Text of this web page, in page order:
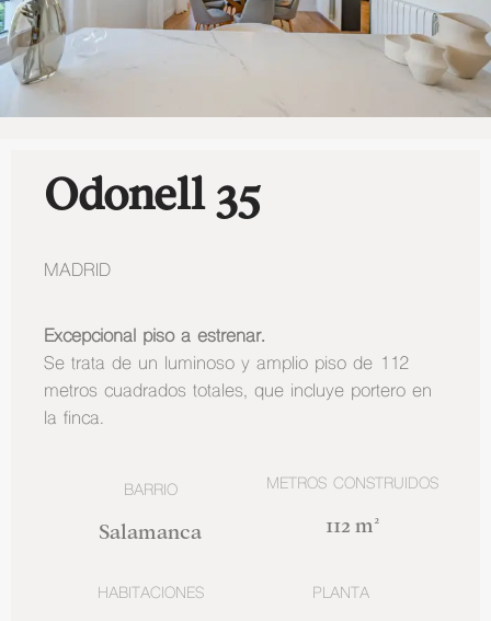
Odonell 35
MADRID
Excepcional piso a estrenar.
Se trata de un luminoso y amplio piso de 112
metros cuadrados totales, que incluye portero en
la finca.
BARRIO
Salamanca
METROS CONSTRUIDOS
112 m²
HABITACIONES PLANTA